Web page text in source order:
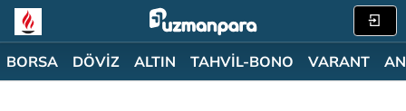
BORSA DÖVİZ ALTIN TAHVİL-BONO VARANT